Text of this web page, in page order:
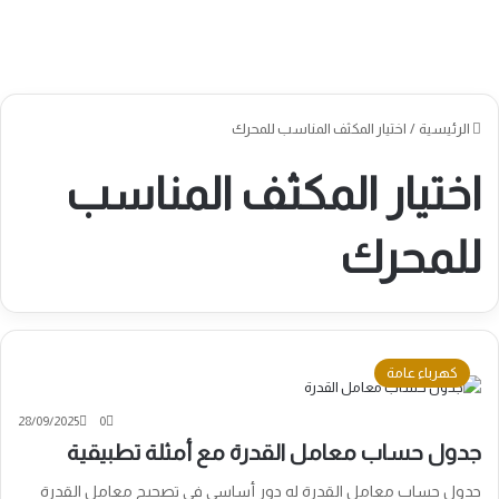
الرئيسية / اختيار المكثف المناسب للمحرك
اختيار المكثف المناسب
للمحرك
كهرباء عامة
28/09/2025 0
جدول حساب معامل القدرة مع أمثلة تطبيقية
جدول حساب معامل القدرة له دور أساسي في تصحيح معامل القدرة